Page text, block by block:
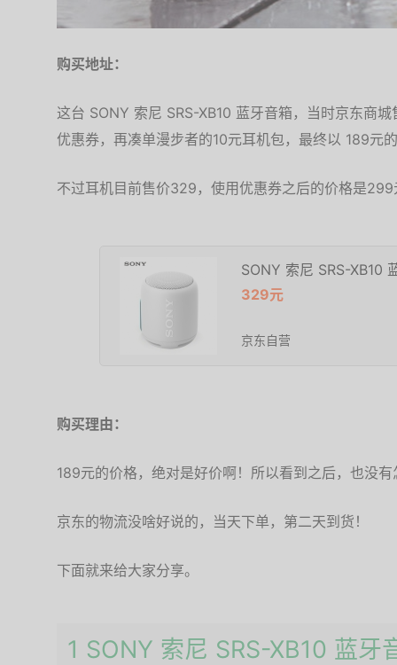
购买地址：
这台 SONY 索尼 SRS-XB10 蓝牙音箱，当时京东商
优惠券，再凑单漫步者的10元耳机包，最终以 189元
不过耳机目前售价329，使用优惠券之后的价格是299
SONY 索尼 SRS-XB10
329元
京东自营
购买理由：
189元的价格，绝对是好价啊！所以看到之后，也没
京东的物流没啥好说的，当天下单，第二天到货！
下面就来给大家分享。
1 SONY 索尼 SRS-XB10 蓝牙